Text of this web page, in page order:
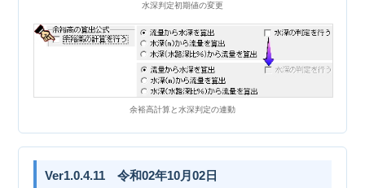
水深判定初期値の変更
余裕高計算と水深判定の連動
Ver1.0.4.11 令和02年10月02日